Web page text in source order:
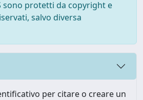
sono protetti da copyright e
salvo diversa
per citare o creare un